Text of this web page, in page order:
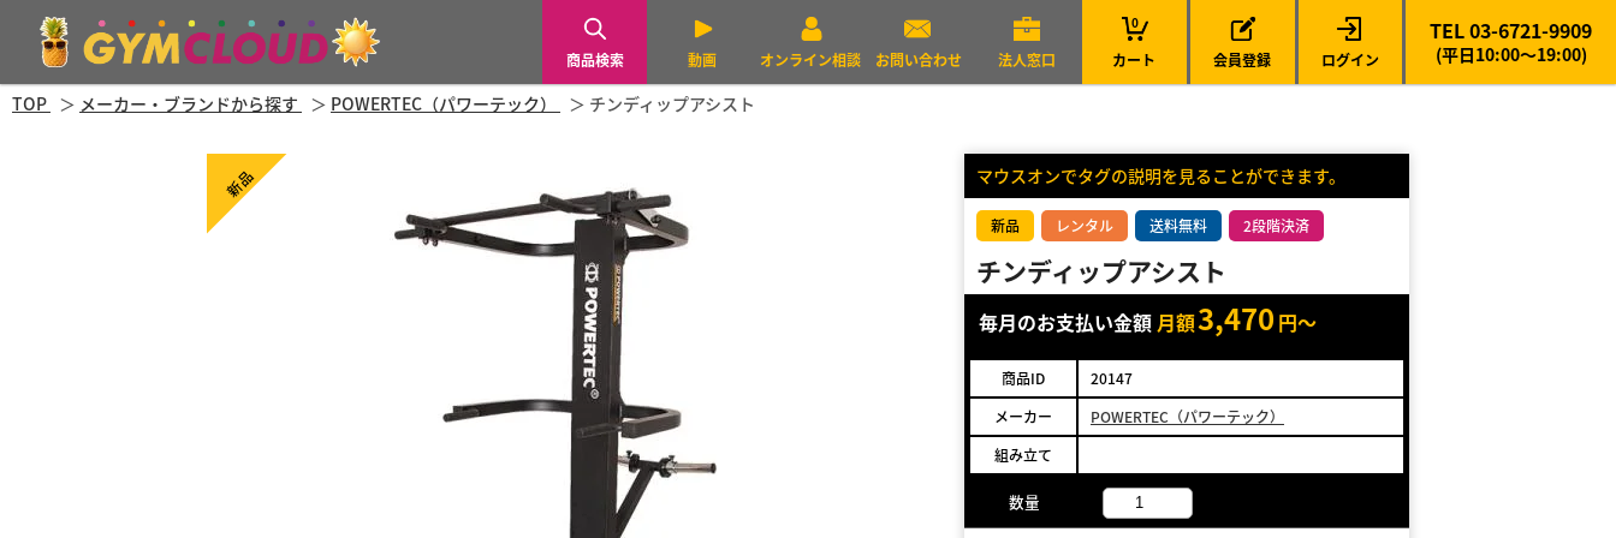
商品検索 動画 オンライン相談 お問い合わせ 法人窓口 カート
0
会員登録 ログイン
TEL 03-6721-9909
(平日10:00～19:00)
TOP メーカー・ブランドから探す POWERTEC（パワーテック） チンディップアシスト
新品 マウスオンでタグの説明を見ることができます。
新品 レンタル 送料無料 2段階決済
チンディップアシスト
毎月のお支払い金額 月額3,470 円～
商品ID
20147
メーカー
POWERTEC（パワーテック）
組み立て
数量